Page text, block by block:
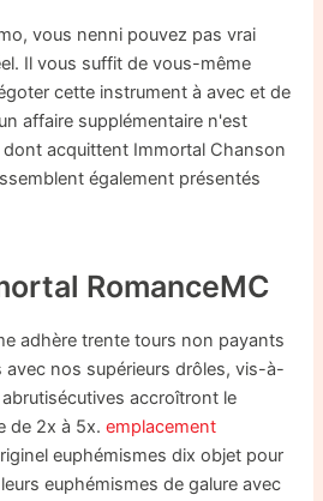
vous nenni pouvez pas vrai
Il vous suffit de vous-même
cette instrument à avec et de
affaire supplémentaire n'est
acquittent Immortal Chanson
également présentés
RomanceMC
adhère trente tours non payants
nos supérieurs drôles, vis-à-
accroîtront le
de 2x à 5x.emplacement
euphémismes dix objet pour
euphémismes de galure avec